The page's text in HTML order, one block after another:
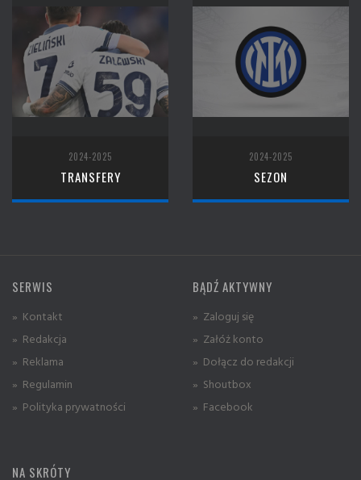
2024-2025
TRANSFERY
2024-2025
SEZON
SERWIS
» Kontakt
» Redakcja
» Reklama
» Regulamin
» Polityka prywatności
BĄDŹ AKTYWNY
» Zaloguj się
» Załóż konto
» Dołącz do redakcji
» Shoutbox
» Facebook
NA SKRÓTY